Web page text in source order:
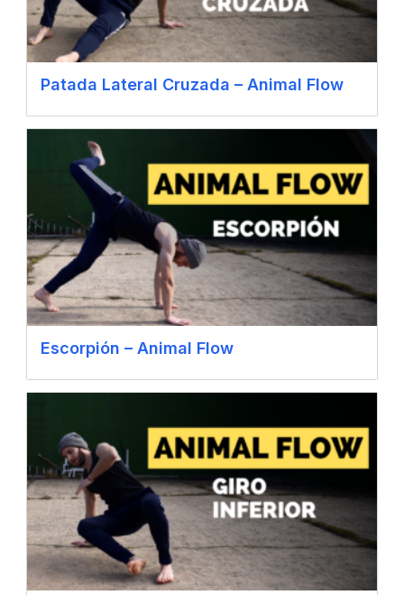
Patada Lateral Cruzada – Animal Flow
Escorpión – Animal Flow